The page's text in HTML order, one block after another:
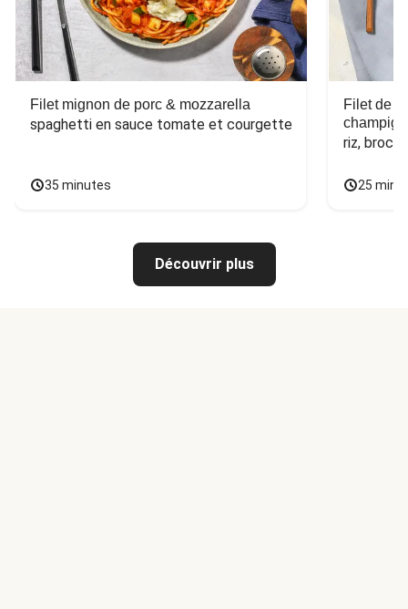
Filet mignon de porc & mozzarella
spaghetti en sauce tomate et courgette
35 minutes
Filet de
riz,
25
Découvrir plus